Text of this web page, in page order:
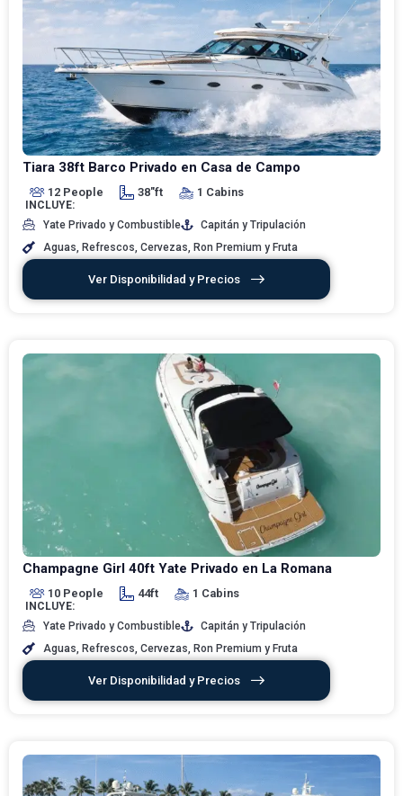
Tiara 38ft Barco Privado en Casa de Campo
12 People 38"ft 1 Cabins
INCLUYE:
Yate Privado y Combustible
Capitán y Tripulación
Aguas, Refrescos, Cervezas, Ron Premium y Fruta
Ver Disponibilidad y Precios
Champagne Girl 40ft Yate Privado en La Romana
10 People 44ft 1 Cabins
INCLUYE:
Yate Privado y Combustible
Capitán y Tripulación
Aguas, Refrescos, Cervezas, Ron Premium y Fruta
Ver Disponibilidad y Precios